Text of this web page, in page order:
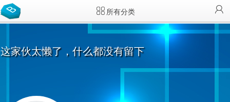
所有分类
这家伙太懒了，什么都没有留下